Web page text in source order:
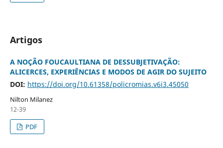
Artigos
A NOÇÃO FOUCAULTIANA DE DESSUBJETIVAÇÃO:
ALICERCES, EXPERIÊNCIAS E MODOS DE AGIR DO SUJEITO
DOI: https://doi.org/10.61358/policromias.v6i3.45050
Nilton Milanez
12-39
PDF